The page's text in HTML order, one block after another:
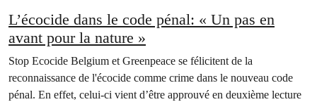
L’écocide dans le code pénal: « Un pas en
avant pour la nature »
Stop Ecocide Belgium et Greenpeace se félicitent de la
reconnaissance de l'écocide comme crime dans le nouveau code
pénal. En effet, celui-ci vient d’être approuvé en deuxième lecture